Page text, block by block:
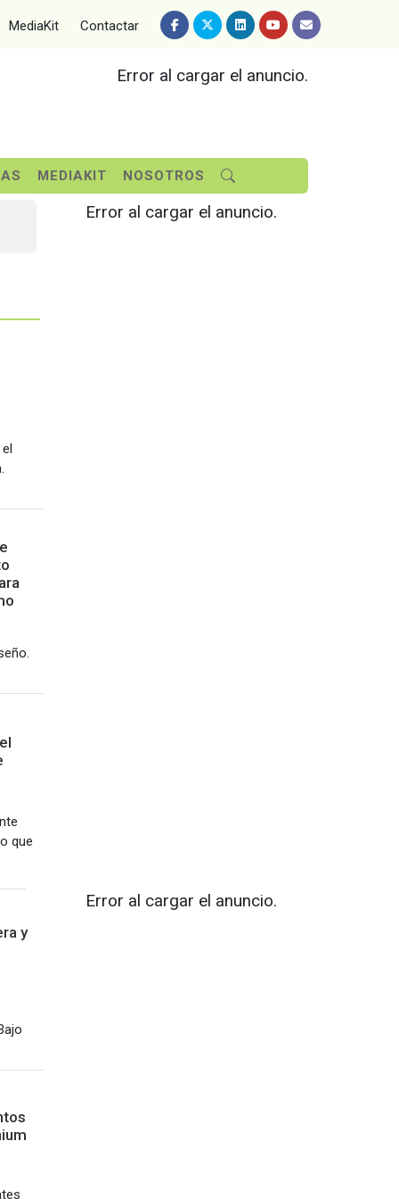
MediaKit Contactar
Error al cargar el anuncio.
MEDIAKIT NOSOTROS
que
Error al cargar el anuncio.
y
Error al cargar el anuncio.